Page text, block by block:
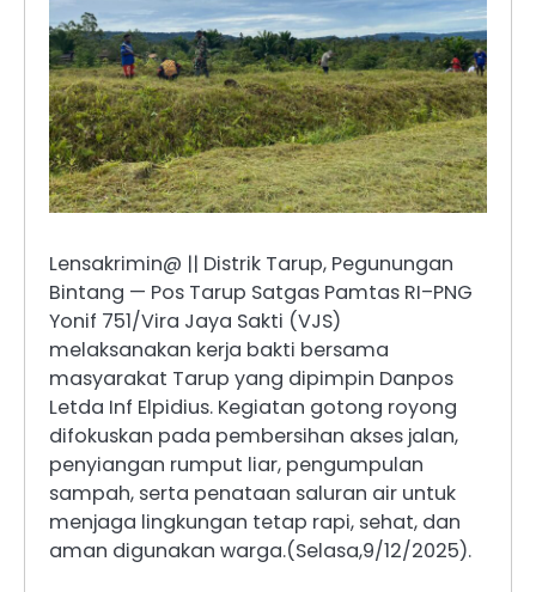
Lensakrimin@ || Distrik Tarup, Pegunungan
Bintang — Pos Tarup Satgas Pamtas RI–PNG
Yonif 751/Vira Jaya Sakti (VJS)
melaksanakan kerja bakti bersama
masyarakat Tarup yang dipimpin Danpos
Letda Inf Elpidius. Kegiatan gotong royong
difokuskan pada pembersihan akses jalan,
penyiangan rumput liar, pengumpulan
sampah, serta penataan saluran air untuk
menjaga lingkungan tetap rapi, sehat, dan
aman digunakan warga.(Selasa,9/12/2025).